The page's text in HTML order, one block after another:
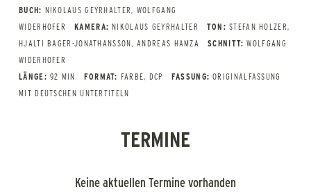
BUCH: NIKOLAUS GEYRHALTER, WOLFGANG
WIDERHOFER
KAMERA: NIKOLAUS GEYRHALTER TON: STEFAN HOLZER,
HJALTI BAGER-JONATHANSSON, ANDREAS HAMZA
SCHNITT: WOLFGANG
WIDERHOFER
LÄNGE: 92 MIN FORMAT: FARBE, DCP FASSUNG: ORIGINALFASSUNG
MIT DEUTSCHEN UNTERTITELN
TERMINE
Keine aktuellen Termine vorhanden